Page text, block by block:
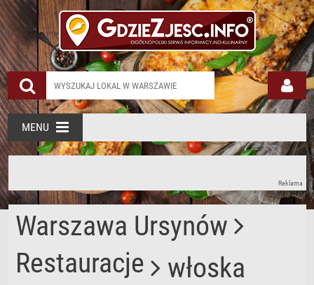
MENU
Reklama
Warszawa Ursynów
Restauracje
włoska